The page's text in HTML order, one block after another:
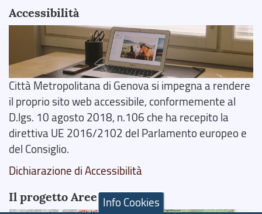
Accessibilità
Città Metropolitana di Genova si impegna a rendere
il proprio sito web accessibile, conformemente al
D.lgs. 10 agosto 2018, n.106 che ha recepito la
direttiva UE 2016/2102 del Parlamento europeo e
del Consiglio.
Dichiarazione di Accessibilità
Il progetto Aree Interne
Info Cookies